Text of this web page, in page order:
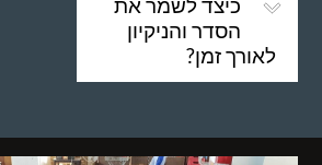
הסדר והניקיון
לאורך זמן?